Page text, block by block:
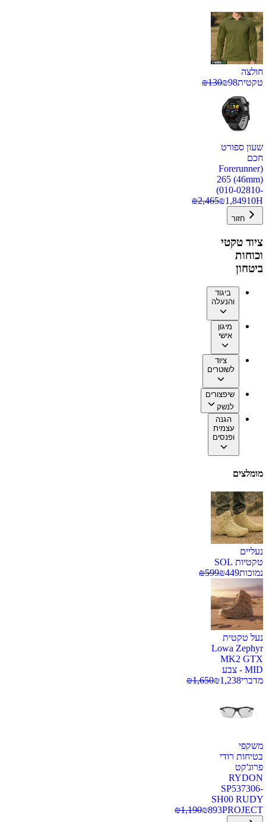
חולצה
טקטית
₪98
₪130
שעון ספורט
חכם
(Forerunner
265 (46mm)
(010-02810-
10H
₪1,849
₪2,465
חזור
ציוד טקטי
וכוחות
ביטחון
ביגוד
והנעלה
מיגון
אישי
ציוד
לשוטרים
שיפצורים
לנשק
הגנה
עצמית
ופנסים
מומלצים
נעליים
טקטיות SOL
נמוכות
₪449
₪599
נעל טקטית
Lowa Zephyr
MK2 GTX
MID - צבע
מדברי
₪1,238
₪1,650
משקפי
בטיחות רודי
פרוג'קט
RYDON
SP537306-
SH00 RUDY
PROJECT
₪893
₪1,190